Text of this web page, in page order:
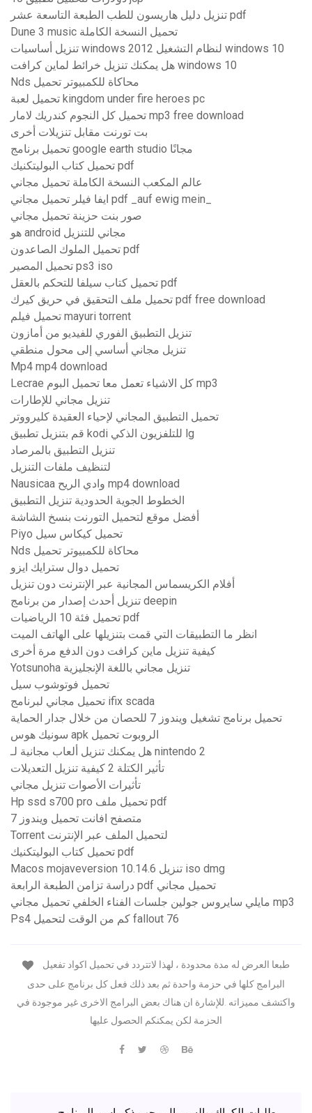
تنزيل دليل هاريسون للطب الطبعة التاسعة عشر pdf
Dune 3 music تحميل النسخة الكاملة
تنزيل أساسيات windows 2012 لنظام التشغيل windows 10
هل يمكنك تنزيل خرائط لماين كرافت windows 10
Nds محاكاة للكمبيوتر تحميل
تحميل لعبة kingdom under fire heroes pc
تحميل كل النجوم كندريك لامار mp3 free download
بت تورنت مقابل تنزيلات أخرى
تحميل برنامج google earth studio مجانًا
تحميل كتاب البوليتكنيك pdf
عالم المكعب النسخة الكاملة تحميل مجاني
ايفا فيلر تحميل مجاني pdf _auf ewig mein_
صور بنت حزينة تحميل مجاني
هو android مجاني للتنزيل
تحميل الملوك الصاعدون pdf
تحميل المصير ps3 iso
تحميل كتاب سيلفا للتحكم بالعقل pdf
تحميل ملف التحقيق في حريق كيرك pdf free download
تحميل فيلم mayuri torrent
تنزيل التطبيق الفوري للفيديو من أمازون
تنزيل مجاني أساسي إلى محول منطقي
Mp4 mp4 download
Lecrae كل الاشياء تعمل معا تحميل البوم mp3
تنزيل مجاني للإطارات
تحميل التطبيق المجاني لإحياء العقيدة كليرووتر
قم بتنزيل تطبيق kodi للتلفزيون الذكي lg
تنزيل التطبيق بالمرصاد
لتنظيف ملفات التنزيل
Nausicaa وادي الريح mp4 download
الخطوط الجوية الحدودية تنزيل التطبيق
أفضل موقع لتحميل التورنت بنسخ الشاشة
Piyo تحميل كيكاس سيل
Nds محاكاة للكمبيوتر تحميل
تحميل دوال سترايك ايزو
أفلام الكريسماس المجانية عبر الإنترنت دون تنزيل
تنزيل أحدث إصدار من برنامج deepin
تحميل فئة 10 الرياضيات pdf
انظر ما التطبيقات التي قمت بتنزيلها على الهاتف الميت
كيفية تنزيل ماين كرافت دون الدفع مرة أخرى
Yotsunoha تنزيل مجاني باللغة الإنجليزية
تحميل فوتوشوب سيل
تحميل مجاني لبرنامج ifix scada
تحميل برنامج تشغيل ويندوز 7 للحصان من خلال جدار الحماية
سونيك هوس apk الروبوت تحميل
هل يمكنك تنزيل ألعاب مجانية لـ nintendo 2
تأثير الكتلة 2 كيفية تنزيل التعديلات
تأثيرات الأصوات تنزيل مجاني
Hp ssd s700 pro تحميل ملف pdf
متصفح افانت تحميل ويندوز 7
Torrent لتحميل الملف عبر الإنترنت
تحميل كتاب البوليتكنيك pdf
Macos mojaveversion 10.14.6 تنزيل iso dmg
دراسة تزامن الطبعة الرابعة pdf تحميل مجاني
مايلي سايروس جولين جلسات الفناء الخلفي تحميل مجاني mp3
Ps4 كم من الوقت لتحميل fallout 76
البرامج كلها في حزمة واحدة ثم بعد ذلك فعل كل برنامج على حدى
واكتشف مميزاته .للإشارة ان هناك بعض البرامج الاخرى غير موجودة في
الحزمة لكن يمكنكم الحصول عليها